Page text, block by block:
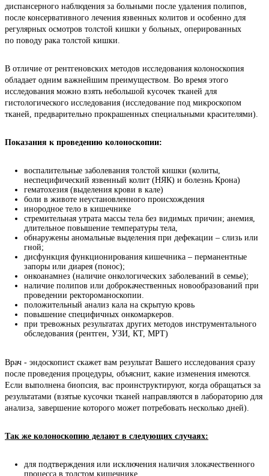
диспансерного наблюдения за больными после удаления полипов,
после консервативного лечения язвенных колитов и особенно для
регулярных осмотров толстой кишки у больных, оперированных
по поводу рака толстой кишки.
В отличие от рентгеновских методов исследования колоноскопия
обладает одним важнейшим преимуществом. Во время этого
исследования можно взять небольшой кусочек тканей для
гистологического исследования (исследование под микроскопом
тканей, предварительно прокрашенных специальными красителями).
Показания к проведению колоноскопии:
воспалительные заболевания толстой кишки (колиты,
неспецифический язвенный колит (НЯК) и болезнь Крона)
гематохезия (выделения крови в кале)
боли в животе неустановленного происхождения
инородное тело в кишечнике
стремительная утрата массы тела без видимых причин; анемия,
длительное повышение температуры тела,
обнаружены аномальные выделения при дефекации – слизь или
гной;
дисфункция функционирования кишечника – перманентные
запоры или диарея (понос);
онкоанамнез (наличие онкологических заболеваний в семье);
наличие полипов или доброкачественных новообразований при
проведении ректороманоскопии.
положительный анализ кала на скрытую кровь
повышение специфичных онкомаркеров.
при тревожных результатах других методов инструментального
обследования (рентген, УЗИ, КТ, МРТ)
Врач - эндоскопист скажет вам результат Вашего исследования сразу
после проведения процедуры, объяснит, какие изменения имеются.
Если выполнена биопсия, вас проинструктируют, когда обращаться за
результатами (взятые кусочки тканей направляются в лабораторию для
анализа, завершение которого может потребовать несколько дней).
Так же колоноскопию делают в следующих случаях:
для подтверждения или исключения наличия злокачественного
процесса в толстом кишечнике